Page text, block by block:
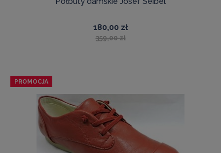
180,00 zł
359,00 zł
PROMOCJA